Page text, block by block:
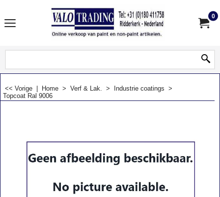
0
<< Vorige Home > Verf & Lak. > Industrie coatings >
Topcoat Ral 9006